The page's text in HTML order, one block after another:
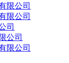
限公司
限公司
司
公司
限公司